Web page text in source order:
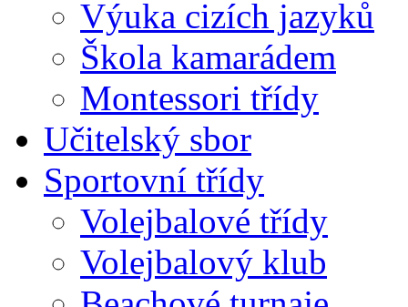
Výuka cizích jazyků
Škola kamarádem
Montessori třídy
Učitelský sbor
Sportovní třídy
Volejbalové třídy
Volejbalový klub